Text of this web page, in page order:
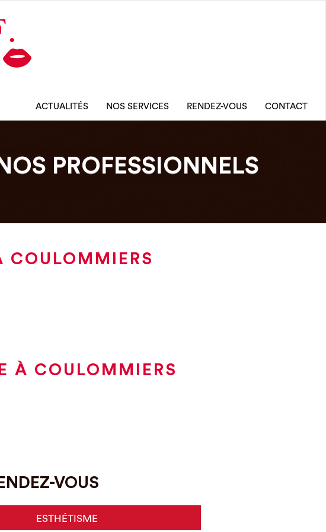
ACTUALITÉS NOS SERVICES RENDEZ-VOUS CONTACT
NOS PROFESSIONNELS
COULOMMIERS
À COULOMMIERS
VOUS
ESTHÉTISME